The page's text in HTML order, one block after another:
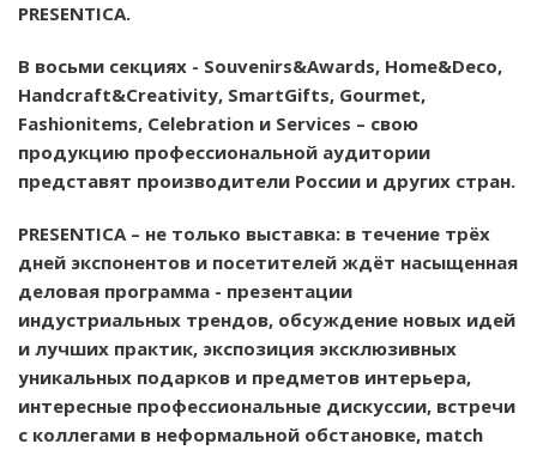
PRESENTIСA.
В восьми секциях - Souvenirs&Awards, Home&Deco,
Handcraft&Creativity, SmartGifts, Gourmet,
Fashionitems, Celebration и Services – свою
продукцию профессиональной аудитории
представят производители России и других стран.
PRESENTICA – не только выставка: в течение трёх
дней экспонентов и посетителей ждёт насыщенная
деловая программа - презентации
индустриальных трендов, обсуждение новых идей
и лучших практик, экспозиция эксклюзивных
уникальных подарков и предметов интерьера,
интересные профессиональные дискуссии, встречи
с коллегами в неформальной обстановке, matсh